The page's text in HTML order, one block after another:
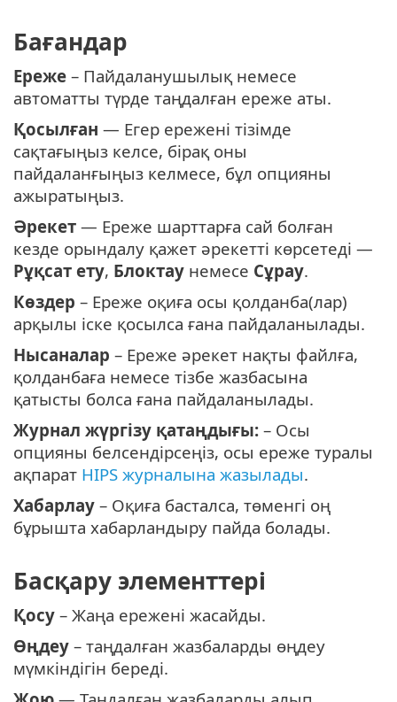
Бағандар
Ереже – Пайдаланушылық немесе
автоматты түрде таңдалған ереже аты.
Қосылған — Егер ережені тізімде
сақтағыңыз келсе, бірақ оны
пайдаланғыңыз келмесе, бұл опцияны
ажыратыңыз.
Әрекет — Ереже шарттарға сай болған
кезде орындалу қажет әрекетті көрсетеді —
Рұқсат ету, Блоктау немесе Сұрау.
Көздер – Ереже оқиға осы қолданба(лар)
арқылы іске қосылса ғана пайдаланылады.
Нысаналар – Ереже әрекет нақты файлға,
қолданбаға немесе тізбе жазбасына
қатысты болса ғана пайдаланылады.
Журнал жүргізу қатаңдығы: – Осы
опцияны белсендірсеңіз, осы ереже туралы
ақпарат HIPS журналына жазылады.
Хабарлау – Оқиға басталса, төменгі оң
бұрышта хабарландыру пайда болады.
Басқару элементтері
Қосу – Жаңа ережені жасайды.
Өңдеу – таңдалған жазбаларды өңдеу
мүмкіндігін береді.